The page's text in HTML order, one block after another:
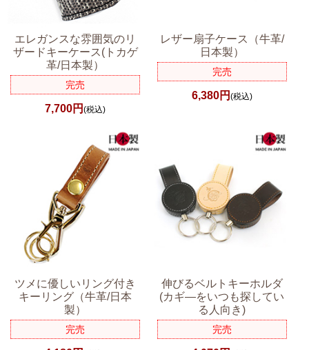
エレガンスな雰囲気のリ
ザードキーケース(トカゲ
革/日本製）
完売
7,700円(税込)
レザー扇子ケース（牛革/
日本製）
完売
6,380円 (税込)
ツメに優しいリング付き
キーリング（牛革/日本
製）
完売
伸びるベルトキーホルダ
(カギ―をいつも探してい
る人向き)
完売